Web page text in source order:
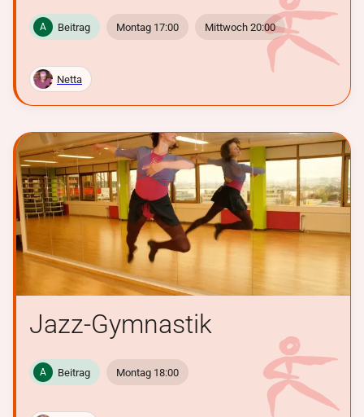
A Beitrag Montag 17:00 Mittwoch 20:00
Netta
Jazz-Gymnastik
A Beitrag Montag 18:00